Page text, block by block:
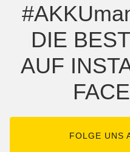
DIE
AUF
FOLGE UNS